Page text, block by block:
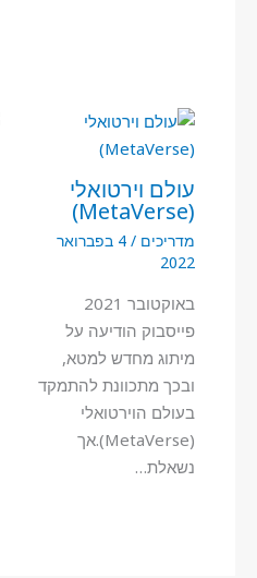
עולם וירטואלי
(MetaVerse)
מדריכים /
4 בפברואר
2022
באוקטובר 2021
פייסבוק הודיעה על
מיתוג מחדש למטא,
ובכך מתכוונת להתמקד
בעולם הוירטואלי
(MetaVerse).אך
נשאלת…